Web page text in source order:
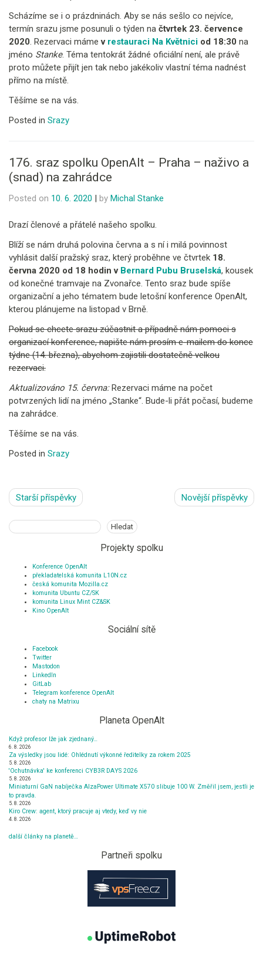
Scházíme se i o prázdninách. Aby se nás sešlo co nejvíce,
termín srazu jsme posunuli o týden na čtvrtek 23. července
2020. Rezervaci mámev restauraci Na Květnici od 18:30 na
jméno Stanke. Téma tentokrát žádné oficiální není, ale právě
proto můžete přijít jen tak nebo jakékoliv vlastní téma nadnést
přímo na místě.
Těšíme se na vás.
Posted in Srazy
176. sraz spolku OpenAlt – Praha – naživo a
(snad) na zahrádce
Posted on 10. 6. 2020 by Michal Stanke
Drazí členové a přátelé našeho spolku.
Blíží se nám druhá polovina června a s ní i milá povinnost
vyhlásit další pražský sraz, který proběhne ve čtvrtek 18.
června 2020 od 18 hodin v Bernard Pubu Bruselská, kousek
od konečné tramvaje na Zvonařce. Tento sraz bude spíše
organizační a jeho tématem bude letošní konference OpenAlt,
kterou plánujeme na listopad v Brně.
Pokud se chcete srazu zúčastnit a případně nám pomoci s
organizací konference, napište nám prosím e-mailem do konce
týdne (14. března), abychom zajistili dostatečně velkou
rezervaci.
Aktualizováno 15. června:Rezervaci máme na počet
potvrzených lidí na jméno „Stanke“. Bude-li přát počasí, budeme
na zahrádce.
Těšíme se na vás.
Posted in Srazy
Navigace
pro
příspěvky
Starší příspěvky Novější příspěvky
Hledat Hledat
Projekty spolku
Konference OpenAlt
překladatelská komunita L10N.cz
česká komunita Mozilla.cz
komunita Ubuntu CZ/SK
komunita Linux Mint CZ&SK
Kino OpenAlt
Sociální sítě
Facebook
Twitter
Mastodon
LinkedIn
GitLab
Telegram konference OpenAlt
chaty na Matrixu
Planeta OpenAlt
Když profesor lže jak zjednaný…
6. 8. 2026
Za výsledky jsou lidé: Ohlédnutí výkonné ředitelky za rokem 2025
5. 8. 2026
'Ochutnávka' ke konferenci CYB3R DAYS 2026
5. 8. 2026
Miniaturní GaN nabíječka AlzaPower Ultimate X570 slibuje 100 W. Změřil jsem, jestli je
to pravda.
5. 8. 2026
Kiro Crew: agent, ktorý pracuje aj vtedy, keď vy nie
4. 8. 2026
další články na planetě…
Partneři spolku